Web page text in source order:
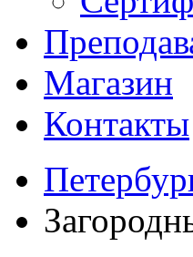
Магазин
Контакты